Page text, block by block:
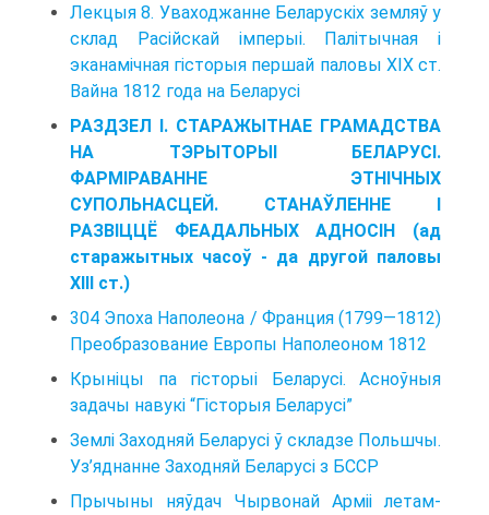
Лекцыя 8. Уваходжанне Беларускіх земляў у
склад Расійскай імперыі. Палітычная і
эканамічная гісторыя першай паловы XIX ст.
Вайна 1812 года на Беларусі
РАЗДЗЕЛ I. СТАРАЖЫТНАЕ ГРАМАДСТВА
НА ТЭРЫТОРЫІ БЕЛАРУСІ.
ФАРМІРАВАННЕ ЭТНІЧНЫХ
СУПОЛЬНАСЦЕЙ. СТАНАЎЛЕННЕ І
РАЗВІЦЦЁ ФЕАДАЛЬНЫХ АДНОСІН (ад
старажытных часоў - да другой паловы
ХІІІ ст.)
304 Эпоха Наполеона / Франция (1799—1812)
Преобразование Европы Наполеоном 1812
Крыніцы па гісторыі Беларусі. Асноўныя
задачы навукі “Гісторыя Беларусі”
Землі Заходняй Беларусі ў складзе Польшчы.
Уз’яднанне Заходняй Беларусі з БССР
Прычыны няўдач Чырвонай Арміі летам-